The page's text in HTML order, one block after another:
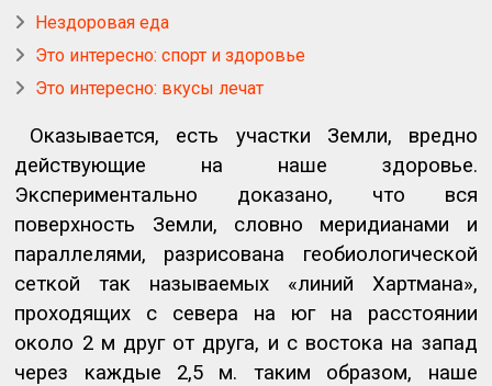
Нездоровая еда
Это интересно: спорт и здоровье
Это интересно: вкусы лечат
Оказывается, есть участки Земли, вредно
действующие на наше здоровье.
Экспериментально доказано, что вся
поверхность Земли, словно меридианами и
параллелями, разрисована геобиологической
сеткой так называемых «линий Хартмана»,
проходящих с севера на юг на расстоянии
около 2 м друг от друга, и с востока на запад
через каждые 2,5 м. таким образом, наше